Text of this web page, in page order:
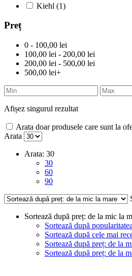
Kiehl (1)
Preț
0 - 100,00 lei
100,00 lei - 200,00 lei
200,00 lei - 500,00 lei
500,00 lei+
Afișez singurul rezultat
Arata doar produsele care sunt la
Arata
Arata: 30
30
60
90
Sortează după preț: de la mic la
Sortează după
Sortează după cele mai
Sortează după preț: de la
Sortează după preț: de la